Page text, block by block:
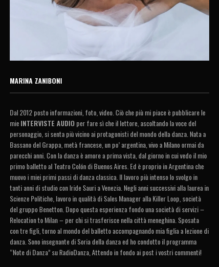
MARINA ZANIBONI
Dal 2012 posto informazioni, foto, video. Ciò che più mi piace è pubblicare le
mieINTERVISTE AUDIO per fare sì che il lettore, ascoltando la voce del
personaggio, si senta più vicino ai protagonisti del mondo della danza. Nata a
Bassano del Grappa, metà francese, un po’ argentina, vivo a Milano ormai da
parecchi anni. Con la danza è amore a prima vista, dal giorno in cui vedo il mio
primo balletto al Teatro Colón di Buenos Aires. Ed è proprio in Argentina che
muovo i miei primi passi di danza classica. Il lavoro più intenso lo svolgo in
tanti anni di studio con Iride Sauri a Venezia. Negli anni successivi alla laurea in
Scienze Politiche, lavoro in qualità di Sales Manager alla Killer Loop, società
del gruppo Benetton. Dopo questa esperienza fondo una società di servizi –
Relocation to Milan – per chi si trasferisce nella città meneghina. Sposata
con tre figli, torno al mondo del balletto accompagnando mia figlia a lezione di
danza. Sono insegnante di Soria della danza ed ho condotto il programma
“Note di Danza” su RadioDanza, Attendo in fondo ai post i vostri commenti!